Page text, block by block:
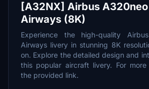
[A32NX] Airbus
Airways (8K)
Experience the high-quality
Airways livery in stunning 8K
on. Explore the detailed design and
this popular aircraft livery. For more
the provided link.